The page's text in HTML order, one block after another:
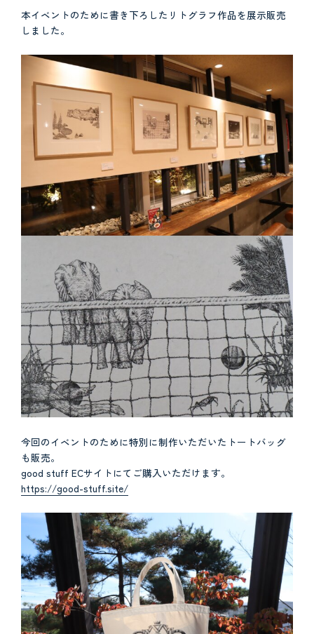
本イベントのために書き下ろしたリトグラフ作品を展示販売
しました。
今回のイベントのために特別に制作いただいたトートバッグ
も販売。
good stuff ECサイトにてご購入いただけます。
https://good-stuff.site/